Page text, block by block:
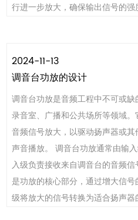
行进一步放大，确保输出信号的
2024-11-13
调音台功放的设计
调音台功放是音频工程中不可或缺
录音室、广播和公共场所等领域
音频信号放大，以驱动扬声器或
声音播放。 调音台功放通常由输
入级负责接收来自调音台的音频
是功放的核心部分，通过增大信
级将放大的信号转换为适合扬声